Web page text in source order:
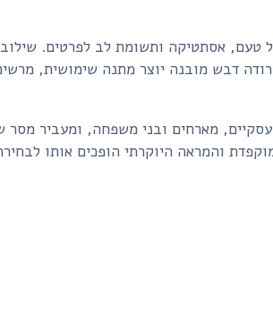
טעם, אסתטיקה ותשומת לב לפרטים.
דבש מובנה יוצר מתנה שימושית,
מארחים ובני משפחה, ומעביר מסר
והמראה היוקרתי הופכים אותו